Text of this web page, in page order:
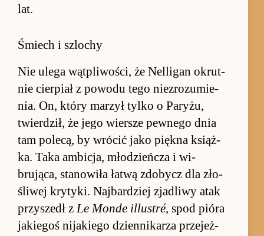
lat.
Śmiech i szlochy
Nie ulega wąt­pliwo­ści, że Nel­ligan okrut­
nie cier­piał z po­wodu tego nie­zro­zumie­
nia. On, który ma­rzył tylko o Pa­ryżu,
twier­dził, że jego wier­sze pew­nego dnia
tam po­le­cą, by wrócić jako piękna książ­
ka. Taka am­bi­cja, młodzień­cza i wi­
brująca, stanowiła łatwą zdobycz dla zło­
śliwej kryty­ki. Naj­bar­dziej zja­dliwy atak
przy­szedł zLe Monde il­lu­stré, spod pióra
ja­kie­goś ni­ja­kiego dzien­nika­rza prze­jeż­